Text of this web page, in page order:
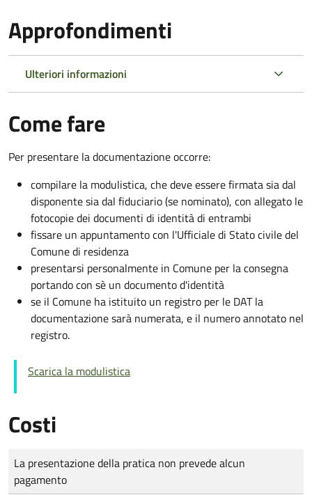
Approfondimenti
Ulteriori informazioni
Come fare
Per presentare la documentazione occorre:
compilare la modulistica, che deve essere firmata sia dal
disponente sia dal fiduciario (se nominato), con allegato le
fotocopie dei documenti di identità di entrambi
fissare un appuntamento con l'Ufficiale di Stato civile del
Comune di residenza
presentarsi personalmente in Comune per la consegna
portando con sè un documento d'identità
se il Comune ha istituito un registro per le DAT la
documentazione sarà numerata, e il numero annotato nel
registro.
Scarica la modulistica
Costi
Tipo di pagamento
Importo
La presentazione della pratica non prevede alcun
pagamento